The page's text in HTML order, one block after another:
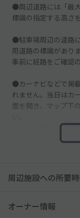
●周辺道路には「最
標識の指定する高さ
●駐車場周辺の道路
用道路の標識がありま
事前に経路をご確認
●カーナビなどで掲
れません。当日はカ
面を開き、マップ下
アプリの場合：「地
ウェブの場合：「
すのでご確認の上、
周辺施設への所要
オーナー情報